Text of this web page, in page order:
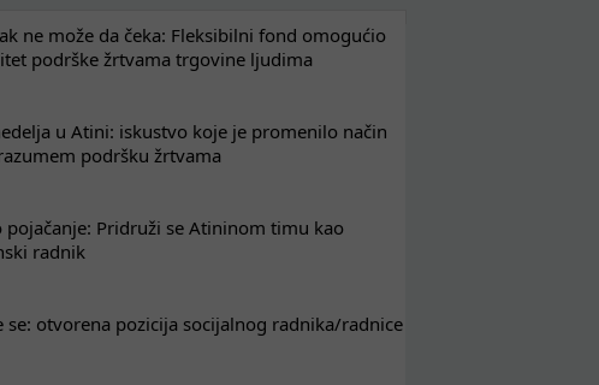
ne može da čeka: Fleksibilni fond omogućio
podrške žrtvama trgovine ljudima
u Atini: iskustvo koje je promenilo način
podršku žrtvama
pojačanje: Pridruži se Atininom timu kao
radnik
se: otvorena pozicija socijalnog radnika/radnice